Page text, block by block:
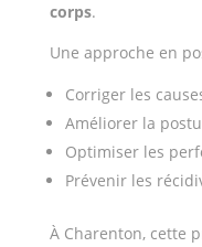
corps.
Une approche en
Corriger les
Améliorer la
Optimiser les
Prévenir les
À Charenton, cette